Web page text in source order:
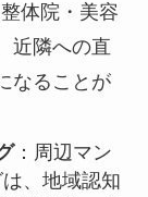
体院・美容
近隣への直
なることが
：周辺マン
、地域認知